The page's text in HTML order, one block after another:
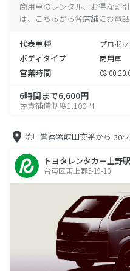
商用車のレンタル、お得な割
は、こちらから各店舗にお電話
代表車種 プロボ
ボディタイプ 商用車
営業時間 08:00-
6時間まで6,600円
免責補償制度1,100円
荒川警察署峡田交番から
トヨタレンタカー上野
台東区東上野3-19-10